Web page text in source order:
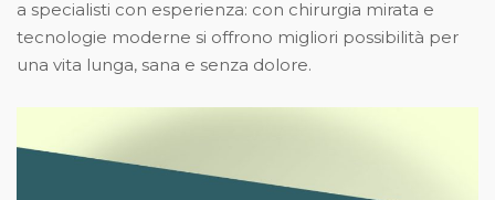
a specialisti con esperienza: con chirurgia mirata e
tecnologie moderne si offrono migliori possibilità per
una vita lunga, sana e senza dolore.